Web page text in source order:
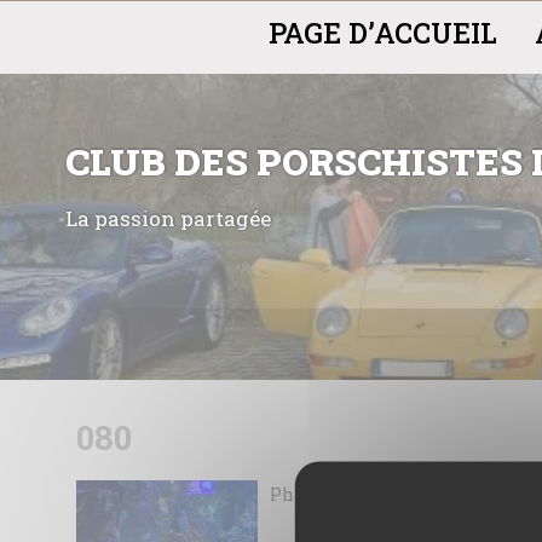
PAGE D’ACCUEIL
CLUB DES
La passion partagée
Skip
080
Photos de la sortie du 8
Panneau de gestion des cookies